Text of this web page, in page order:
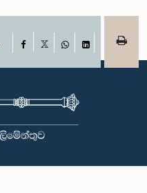
Facebook
WhatsAppLinkedIn